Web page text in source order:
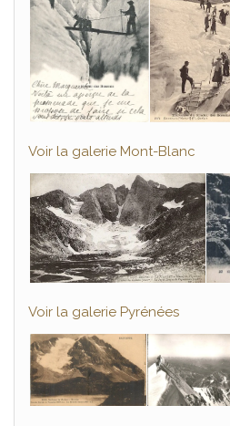
Voir la galerie Mont-Blanc
Voir la galerie Pyrénées